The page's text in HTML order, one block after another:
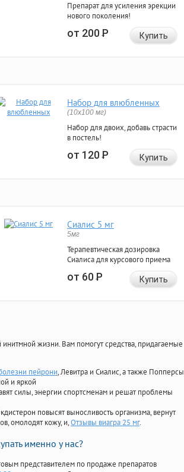
Препарат для усиления эрекции
нового поколения!
от 200Р Купить
Набор для влюбленных
(10х100 мг)
Набор для двоих, добавь страсти
в постель!
от 120Р Купить
Сиалис 5 мг
5мг
Терапевтическая дозировка
Сиалиса для курсового приема
от 60Р Купить
жизни. Вам помогут средства, придагаемые
пейрони, Левитра и Сиалис, а также Попперсы
и яркой
силы, энергии спортсменам и решат проблемы
повысят выносливость организма, вернут
омолодят кожу, и,Отзывы виагра 25 мг.
именно у нас?
представителем по продаже препаратов